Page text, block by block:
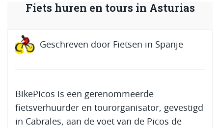
Fiets huren en tours in Asturias
Geschreven door Fietsen in Spanje
BikePicos is een gerenommeerde
fietsverhuurder en tourorganisator, gevestigd
in Cabrales, aan de voet van de Picos de